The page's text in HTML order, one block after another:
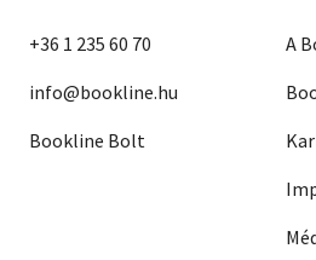
+36 1 235 60 70
info@bookline.hu
Bookline Bolt
A